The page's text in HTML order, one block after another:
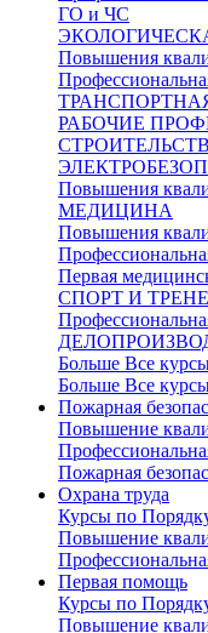
ГО и ЧС
Повышения
РАБОЧИЕ
Повышения
МЕДИЦИНА
Повышения
Первая
СПОРТ И
Больше Все
Больше Все
Пожарная
Повышение
Пожарная
Охрана труда
Курсы по
Повышение
Первая помощь
Курсы по
Повышение